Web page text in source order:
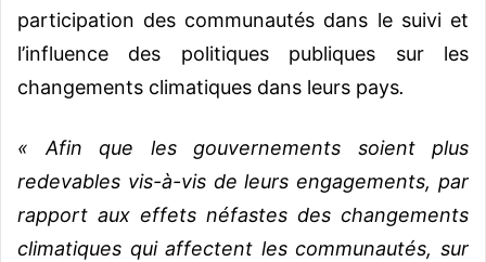
participation des communautés dans le suivi et
l’influence des politiques publiques sur les
changements climatiques dans leurs pays.
« Afin que les gouvernements soient plus
redevables vis-à-vis de leurs engagements, par
rapport aux effets néfastes des changements
climatiques qui affectent les communautés, sur